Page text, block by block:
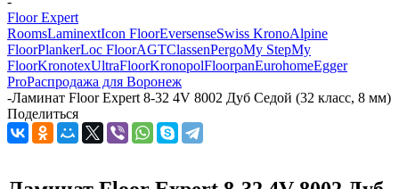
Floor Expert
RoomsLaminextIcon FloorEversenseSwiss KronoAlpine
FloorPlankerLoc FloorAGTClassenPergoMy StepMy
FloorKronotexUltraFloorKronopolFloorpanEurohomeEgger
ProРаспродажа для Воронеж
-Ламинат Floor Expert 8-32 4V 8002 Дуб Седой (32 класс, 8 мм)
Поделиться